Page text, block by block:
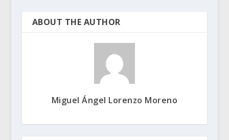
ABOUT THE AUTHOR
Miguel Ángel Lorenzo Moreno